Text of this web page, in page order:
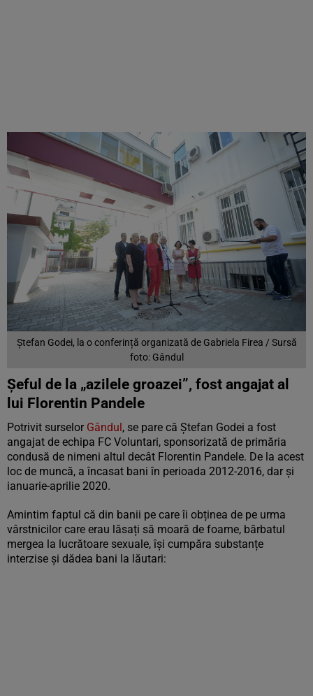
Ștefan Godei, la o conferință organizată de Gabriela Firea / Sursă
foto: Gândul
Șeful de la „azilele groazei”, fost angajat al
lui Florentin Pandele
Potrivit surselor Gândul , se pare că Ștefan Godei a fost
angajat de echipa FC Voluntari, sponsorizată de primăria
condusă de nimeni altul decât Florentin Pandele. De la acest
loc de muncă, a încasat bani în perioada 2012-2016, dar și
ianuarie-aprilie 2020.
Amintim faptul că din banii pe care îi obținea de pe urma
vârstnicilor care erau lăsați să moară de foame, bărbatul
mergea la lucrătoare sexuale, își cumpăra substanțe
interzise și dădea bani la lăutari: